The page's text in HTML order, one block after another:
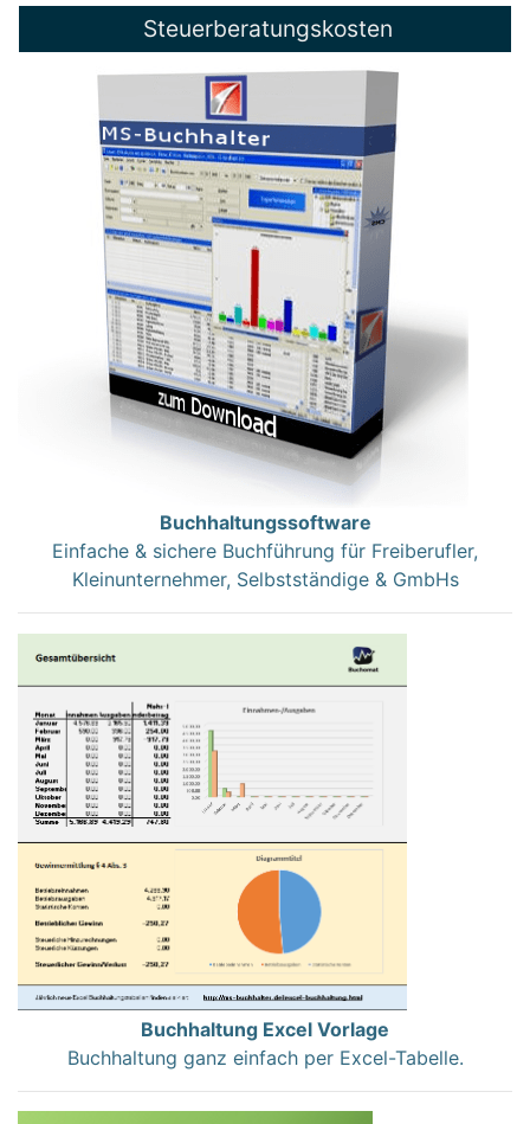
Steuerberatungskosten
Buchhaltungssoftware
Einfache & sichere Buchführung für Freiberufler,
Kleinunternehmer, Selbstständige & GmbHs
Buchhaltung Excel Vorlage
Buchhaltung ganz einfach per Excel-Tabelle.